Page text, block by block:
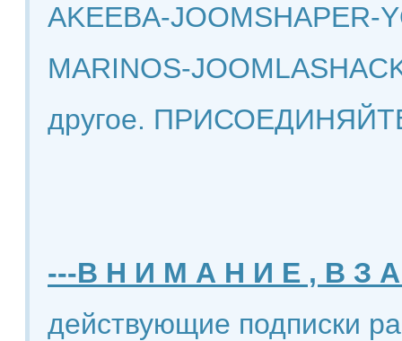
AKEEBA-JOOMSHAPER-
MARINOS-
другое.
---В Н И М А Н И Е , В З
действующие подписки